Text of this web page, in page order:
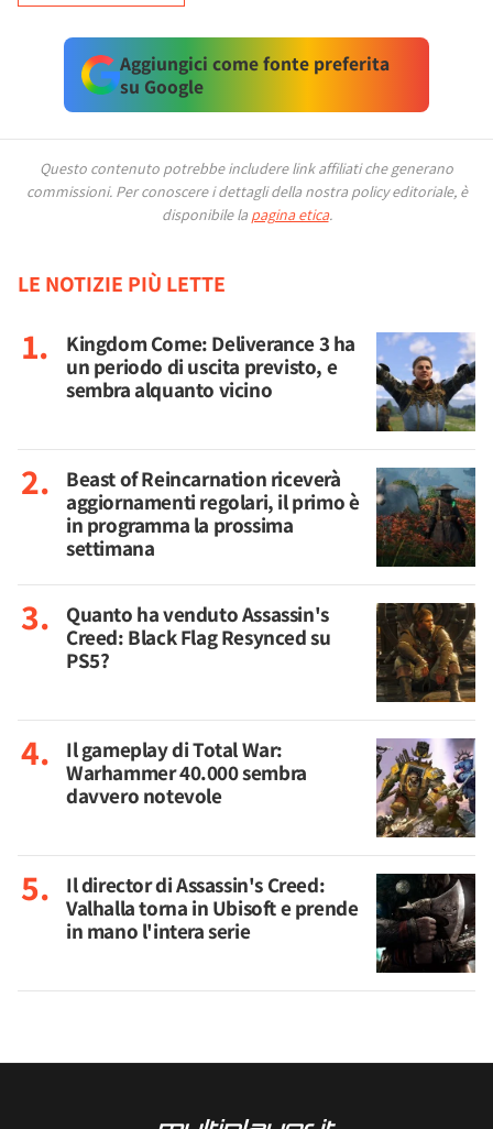
Aggiungici come fonte preferita
su Google
Questo contenuto potrebbe includere link affiliati che generano
commissioni. Per conoscere i dettagli della nostra policy editoriale, è
disponibile la pagina etica.
LE NOTIZIE PIÙ LETTE
Kingdom Come: Deliverance 3 ha
un periodo di uscita previsto, e
sembra alquanto vicino
Beast of Reincarnation riceverà
aggiornamenti regolari, il primo è
in programma la prossima
settimana
Quanto ha venduto Assassin's
Creed: Black Flag Resynced su
PS5?
Il gameplay di Total War:
Warhammer 40.000 sembra
davvero notevole
Il director di Assassin's Creed:
Valhalla torna in Ubisoft e prende
in mano l'intera serie